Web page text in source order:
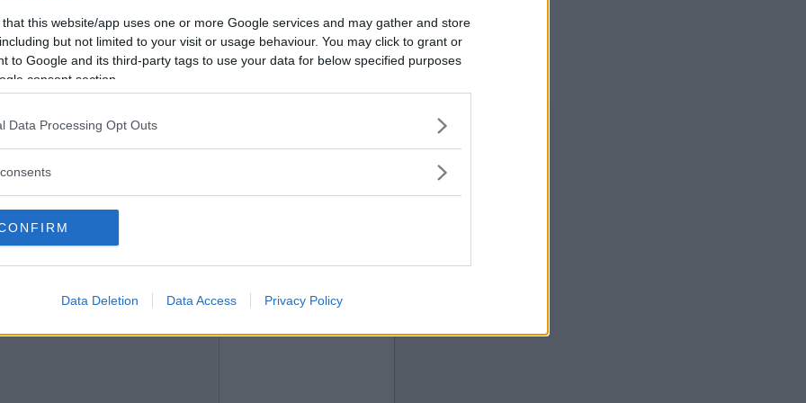
that this website/app uses one or more Google services and may gather and store
but not limited to your visit or usage behaviour. You may click to grant or
to Google and its third-party tags to use your data for below specified purposes
consent section.
Data Processing Opt Outs
Data Deletion Data Access Privacy Policy
vi ska knycka hans keps?
2017-06-08 06:55
Vill du bli
medlem?